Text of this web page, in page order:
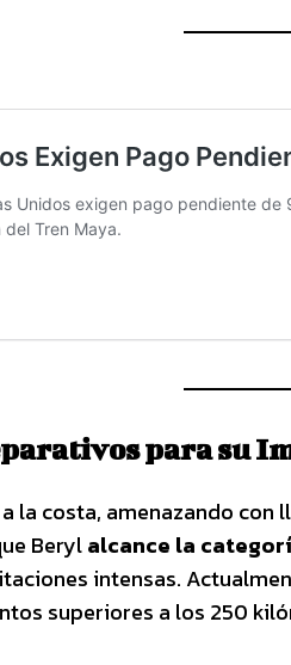
para su
la costa, amenazando con
Berylalcance la
intensas.
superiores a los 250